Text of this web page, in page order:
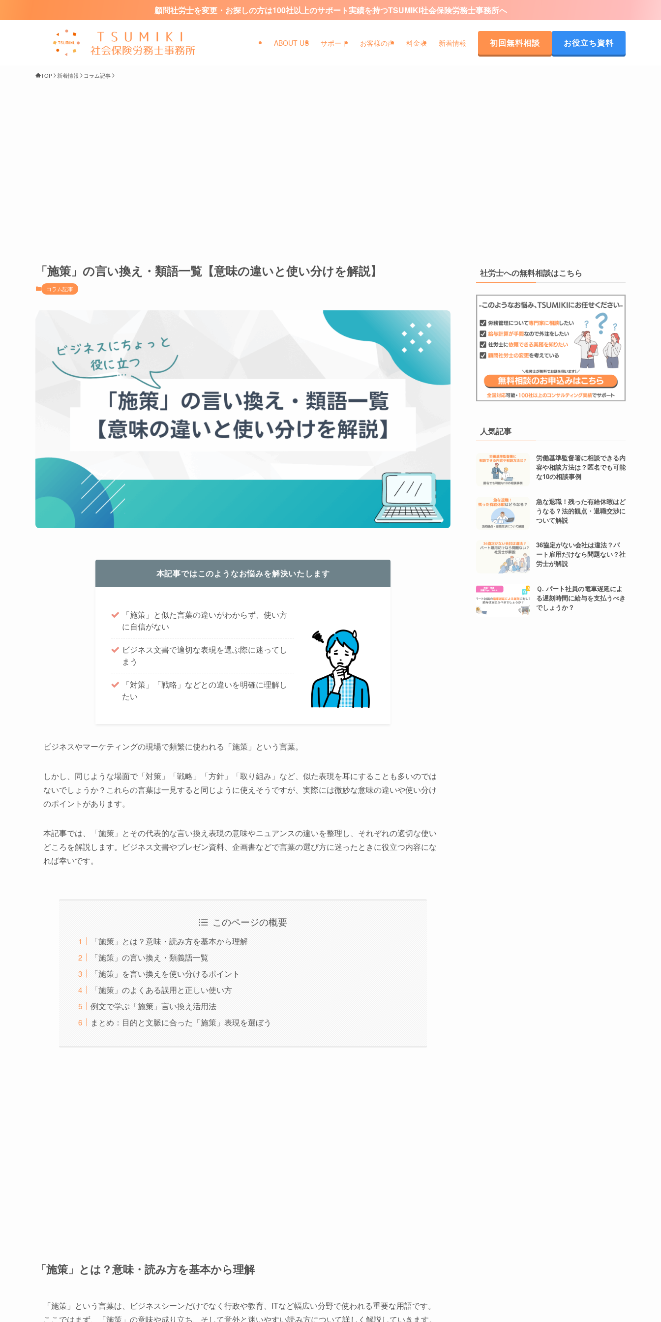
顧問社労士を変更・お探しの方は100社以上のサポート実績を持つTSUMIKI社会保険労務士事務所へ
ABOUT US サポート お客様の声 料金表 新着情報 初回無料相談 お役立ち資料
TOP 新着情報 コラム記事
「施策」の言い換え・類語一覧【意味の違いと使い分けを解説】
コラム記事
本記事ではこのようなお悩みを解決いたします
「施策」と似た言葉の違いがわからず、使い方
に自信がない
ビジネス文書で適切な表現を選ぶ際に迷ってし
まう
「対策」「戦略」などとの違いを明確に理解し
たい
ビジネスやマーケティングの現場で頻繁に使われる「施策」という言葉。
しかし、同じような場面で「対策」「戦略」「方針」「取り組み」など、似た表現を耳にすることも多いのでは
ないでしょうか？これらの言葉は一見すると同じように使えそうですが、実際には微妙な意味の違いや使い分け
のポイントがあります。
本記事では、「施策」とその代表的な言い換え表現の意味やニュアンスの違いを整理し、それぞれの適切な使い
どころを解説します。ビジネス文書やプレゼン資料、企画書などで言葉の選び方に迷ったときに役立つ内容にな
れば幸いです。
このページの概要
「施策」とは？意味・読み方を基本から理解
「施策」の言い換え・類義語一覧
「施策」を言い換えを使い分けるポイント
「施策」のよくある誤用と正しい使い方
例文で学ぶ「施策」言い換え活用法
まとめ：目的と文脈に合った「施策」表現を選ぼう
「施策」とは？意味・読み方を基本から理解
「施策」という言葉は、ビジネスシーンだけでなく行政や教育、ITなど幅広い分野で使われる重要な用語です。
ここではまず、「施策」の意味や成り立ち、そして意外と迷いやすい読み方について詳しく解説していきます。
社労士への無料相談はこちら
人気記事
労働基準監督署に相談できる内
容や相談方法は？匿名でも可能
な10の相談事例
急な退職！残った有給休暇はど
うなる？法的観点・退職交渉に
ついて解説
36協定がない会社は違法？パ
ート雇用だけなら問題ない？社
労士が解説
Ｑ. パート社員の電車遅延によ
る遅刻時間に給与を支払うべき
でしょうか？